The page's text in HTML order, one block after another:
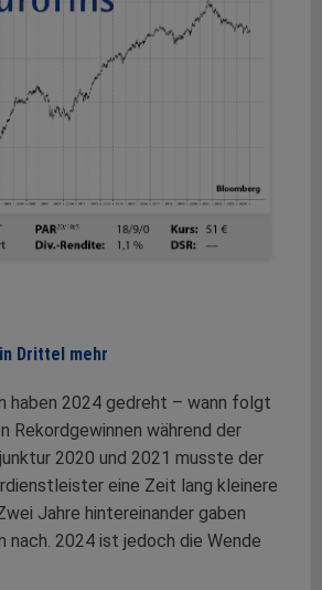
Drittel mehr
haben 2024 gedreht – wann folgt
Rekordgewinnen während der
2020 und 2021 musste der
eine Zeit lang kleinere
Jahre hintereinander gaben
nach. 2024 ist jedoch die Wende